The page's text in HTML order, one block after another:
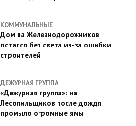
КОММУНАЛЬНЫЕ
Дом на Железнодорожников
остался без света из-за ошибки
строителей
ДЕЖУРНАЯ ГРУППА
«Дежурная группа»: на
Лесопильщиков после дождя
промыло огромные ямы